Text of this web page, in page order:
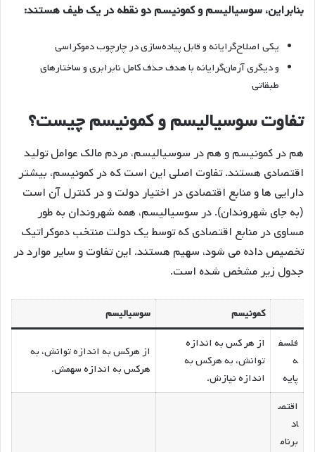
بنابراین، سوسیالیسم و کمونیسم دو نقطه در یک طیف هستند:
یکی اصلاح‌گرایانه و قابل پیاده‌سازی در چارچوب دموکراسی
و دیگری آرمان‌گرایانه با هدف حذف کامل نابرابری و ساختارهای
طبقاتی
تفاوت سوسیالیسم و کمونیسم چیست؟
هم در کمونیسم و هم در سوسیالیسم، مردم مالک عوامل تولید
اقتصادی هستند. تفاوت اصلی این است که در کمونیسم، بیشتر
دارایی ها و منابع اقتصادی در اختیار دولت و در کنترل آن است
(به جای شهروندان). در سوسیالیسم، همه شهروندان به طور
مساوی در منابع اقتصادی که توسط یک دولت منتخب دموکراتیک
تخصیص داده می شود، سهیم هستند. این تفاوت و سایر موارد در
جدول زیر مشخص شده است.
کمونیسم
سوسیالیسم
فلسف
ه
پایه
از هر کس به اندازه
توانش، به هرکس به
اندازه نیازش.
از هرکس به اندازه توانش، به
هرکس به اندازه سهمش.
اقتص
اد
برنام